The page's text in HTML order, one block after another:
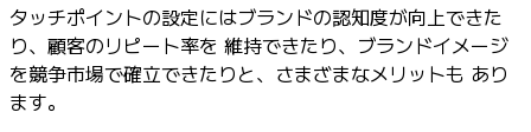
タッチポイントの設定にはブランドの認知度が向上できた
り、顧客のリピート率を 維持できたり、ブランドイメージ
を競争市場で確立できたりと、さまざまなメリットも あり
ます。